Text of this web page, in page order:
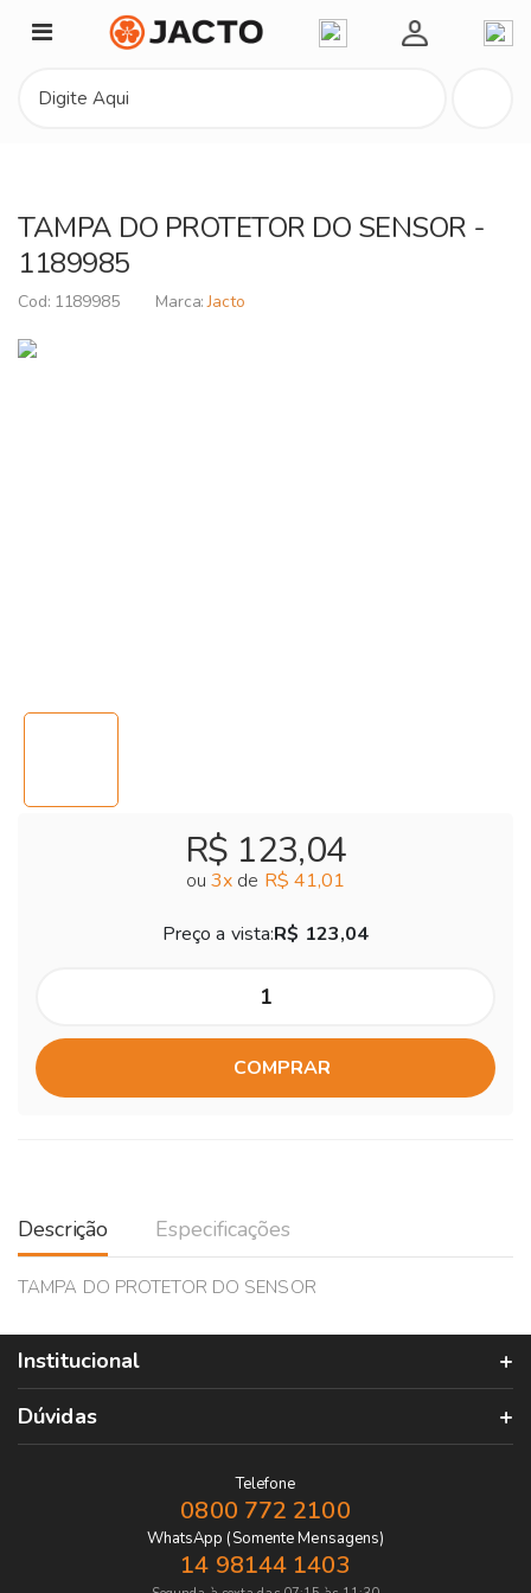
Minha Conta
TAMPA DO PROTETOR DO SENSOR -
1189985
1189985 Jacto
R$ 123,04
ou 3x de R$ 41,01
Preço a vista:R$ 123,04
COMPRAR
Descrição Especificações
TAMPA DO PROTETOR DO SENSOR
Institucional
Dúvidas
Telefone
0800 772 2100
WhatsApp (Somente Mensagens)
14 98144 1403